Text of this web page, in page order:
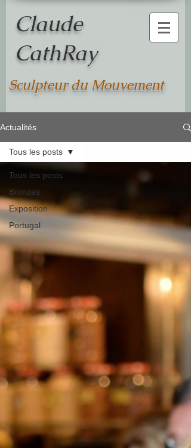
Claude
CathRay
Sculpteur du Mouvement
Actualités
Tous les posts
Bronzes
Exposition
Portugal
Tous les posts